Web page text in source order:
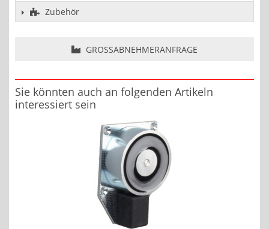
Zubehör
GROSSABNEHMERANFRAGE
Sie könnten auch an folgenden Artikeln
interessiert sein